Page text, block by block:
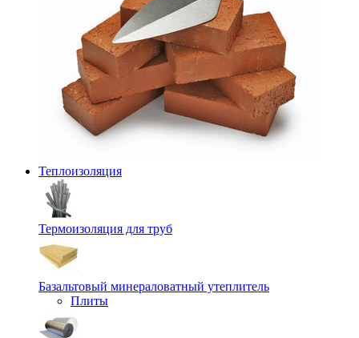
Теплоизоляция
Термоизоляция для труб
Базальтовый минераловатный утеплитель
Плиты